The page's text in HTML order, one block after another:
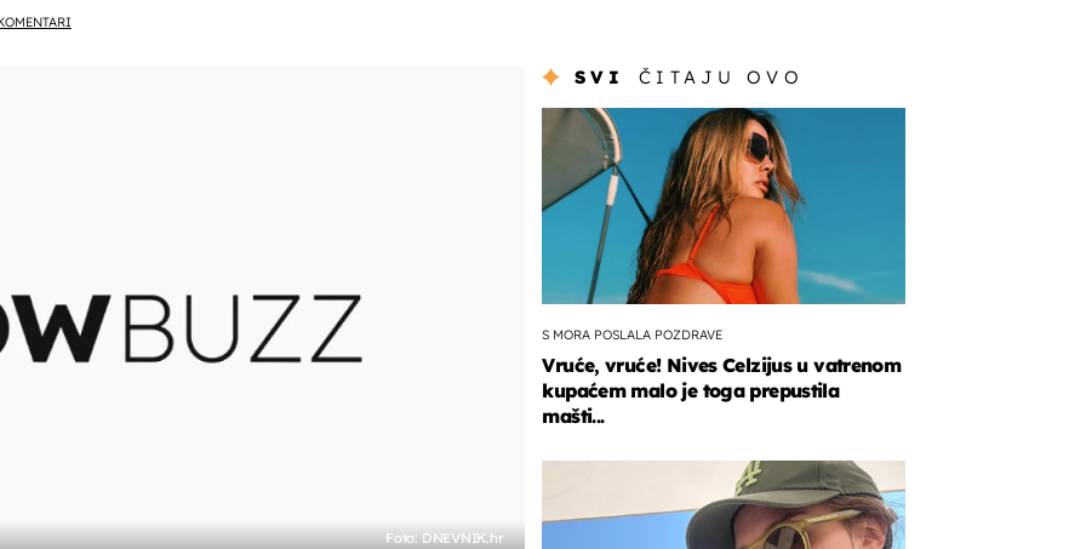
Foto: DNEVNIK.hr
SVI ČITAJU OVO
S MORA POSLALA POZDRAVE
Vruće, vruće! Nives Celzijus u vatrenom
kupaćem malo je toga prepustila
mašti...